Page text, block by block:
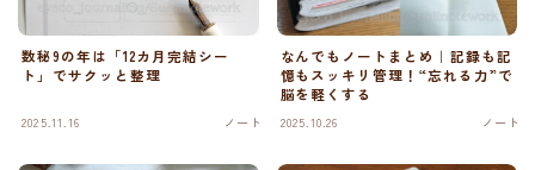
数秘9の年は「12カ月完結シー
ト」でサクッと整理
2025.11.16 ノート
なんでもノートまとめ｜記録も記
憶もスッキリ管理！“忘れる力”で
脳を軽くする
2025.10.26 ノート